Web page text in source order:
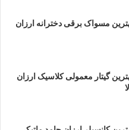
مسواک برقی دخترانه ارزان
گیتار معمولی کلاسیک ارزان